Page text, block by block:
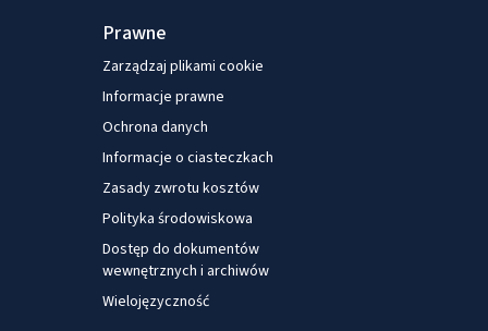
Prawne
Zarządzaj plikami cookie
Informacje prawne
Ochrona danych
Informacje o ciasteczkach
Zasady zwrotu kosztów
Polityka środowiskowa
Dostęp do dokumentów
wewnętrznych i archiwów
Wielojęzyczność